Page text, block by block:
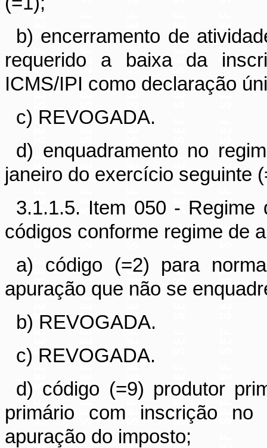
b) encerramento de
requerido a baixa da
ICMS/IPI como declaração
c) REVOGADA.
d) enquadramento no
janeiro do exercício seguinte
3.1.1.5. Item 050 - Regime
códigos conforme regime de
a) código (=2) para
apuração que não se
b) REVOGADA.
c) REVOGADA.
d) código (=9) produtor
primário com inscrição
apuração do imposto;